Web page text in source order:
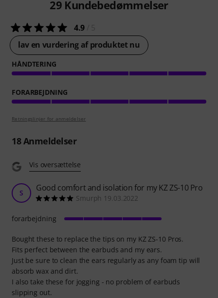
29 Kundebedømmelser
4.9
lav en vurdering af produktet nu
HÅNDTERING
FORARBEJDNING
Retningslinjer for anmeldelser
18Anmeldelser
Vis oversættelse
S Good comfort and isolation for my KZ ZS-10 Pro
Smurph 19.03.2022
Bought these to replace the tips on my KZ ZS-10 Pros.
Fits perfect between the earbuds and my ears.
Just be sure to clean the ears regularly as any foam tip will
absorb wax and dirt.
I also take these for jogging - no problem of earbuds
slipping out.
forarbejdning